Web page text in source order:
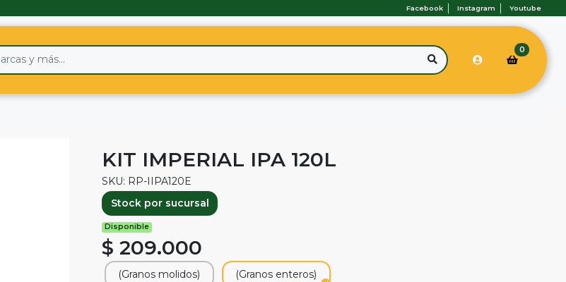
Facebook Instagram Youtube
0
KIT IMPERIAL IPA 120L
SKU: RP-IIPA120E
Stock por sucursal
Disponible
$ 209.000
(Granos molidos) (Granos enteros)